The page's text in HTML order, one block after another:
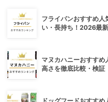
フライパンおすすめ
い・長持ち！2026最新
マヌカハニーおすす
高さを徹底比較・検証